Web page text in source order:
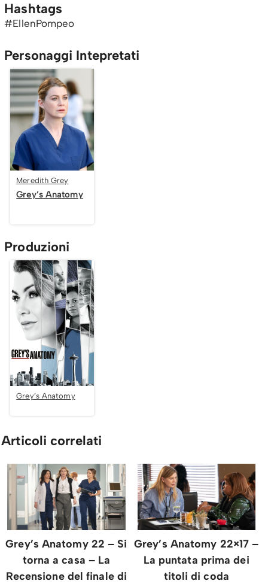
Hashtags
#EllenPompeo
Personaggi Intepretati
Meredith Grey
Grey’s Anatomy
Produzioni
Grey’s Anatomy
Articoli correlati
Grey’s Anatomy 22 – Si
torna a casa – La
Recensione del finale di
Grey’s Anatomy 22×17 –
La puntata prima dei
titoli di coda